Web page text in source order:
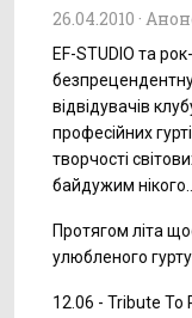
26.04.2010 ·
EF-STUDIO та
відвідувачів
професійних
творчості
байдужим нікого…
Протягом літа
улюбленого
12.06 - Tribute To